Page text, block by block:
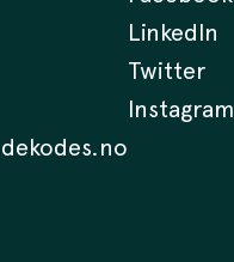
LinkedIn
Twitter
Instagram